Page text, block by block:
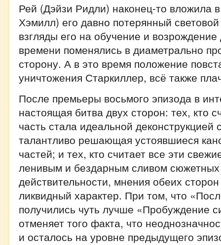
Рей (Дэйзи Ридли) наконец-то вложила
Хэмилл) его давно потерянный
взгляды его на обучение и
времени поменялись в диаметрально
сторону. А в это время положение
уничтожения Старкиллер, всё также
После премьеры восьмого эпизода в
настоящая битва двух сторон: тех, кто
часть стала идеальной деконструкцией
талантливо решающая устоявшиеся
частей; и тех, кто считает все эти
ленивым и бездарным сливом сюжетных
действительности, мнения обеих
ликвидный характер. При том, что
получились чуть лучше «Пробуждение
отменяет того факта, что
и осталось на уровне предыдущего